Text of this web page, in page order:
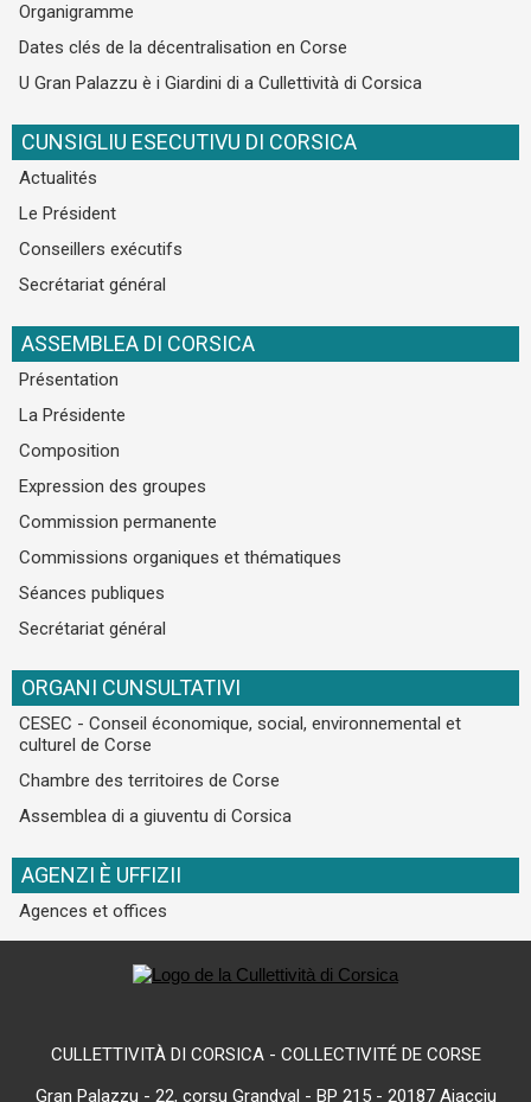
Organigramme
Dates clés de la décentralisation en Corse
U Gran Palazzu è i Giardini di a Cullettività di Corsica
CUNSIGLIU ESECUTIVU DI CORSICA
Actualités
Le Président
Conseillers exécutifs
Secrétariat général
ASSEMBLEA DI CORSICA
Présentation
La Présidente
Composition
Expression des groupes
Commission permanente
Commissions organiques et thématiques
Séances publiques
Secrétariat général
ORGANI CUNSULTATIVI
CESEC - Conseil économique, social, environnemental et
culturel de Corse
Chambre des territoires de Corse
Assemblea di a giuventu di Corsica
AGENZI È UFFIZII
Agences et offices
CULLETTIVITÀ DI CORSICA - COLLECTIVITÉ DE CORSE
Gran Palazzu - 22, corsu Grandval - BP 215 - 20187 Aiacciu